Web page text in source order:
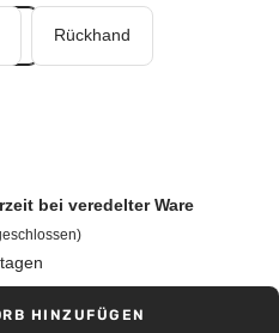
Rückhand
bei veredelter Ware
HINZUFÜGEN